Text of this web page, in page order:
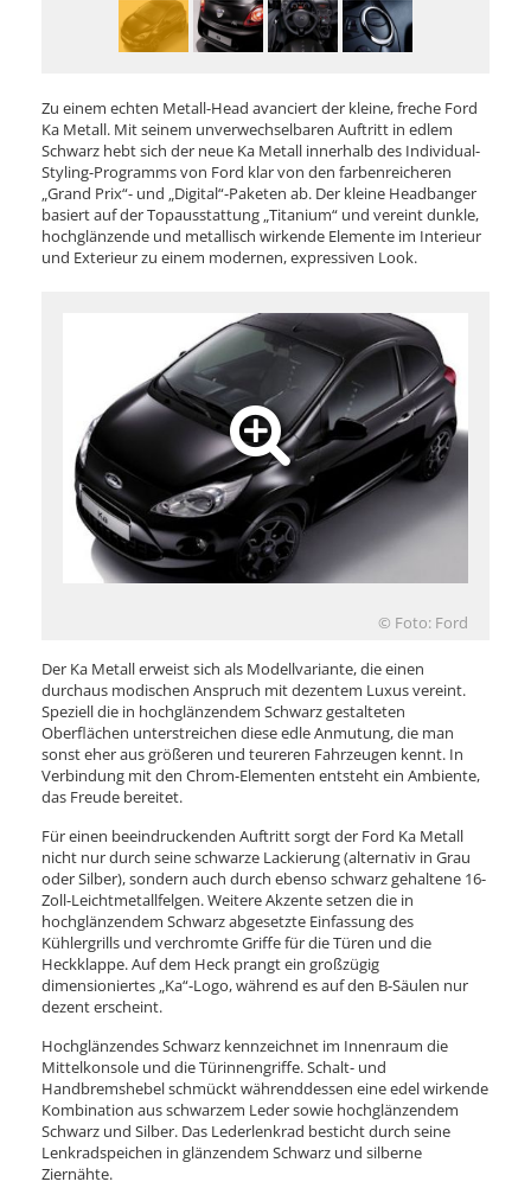
Zu einem echten Metall-Head avanciert der kleine, freche Ford
Ka Metall. Mit seinem unverwechselbaren Auftritt in edlem
Schwarz hebt sich der neue Ka Metall innerhalb des Individual-
Styling-Programms von Ford klar von den farbenreicheren
„Grand Prix“- und „Digital“-Paketen ab. Der kleine Headbanger
basiert auf der Topausstattung „Titanium“ und vereint dunkle,
hochglänzende und metallisch wirkende Elemente im Interieur
und Exterieur zu einem modernen, expressiven Look.
© Foto: Ford
Der Ka Metall erweist sich als Modellvariante, die einen
durchaus modischen Anspruch mit dezentem Luxus vereint.
Speziell die in hochglänzendem Schwarz gestalteten
Oberflächen unterstreichen diese edle Anmutung, die man
sonst eher aus größeren und teureren Fahrzeugen kennt. In
Verbindung mit den Chrom-Elementen entsteht ein Ambiente,
das Freude bereitet.
Für einen beeindruckenden Auftritt sorgt der Ford Ka Metall
nicht nur durch seine schwarze Lackierung (alternativ in Grau
oder Silber), sondern auch durch ebenso schwarz gehaltene 16-
Zoll-Leichtmetallfelgen. Weitere Akzente setzen die in
hochglänzendem Schwarz abgesetzte Einfassung des
Kühlergrills und verchromte Griffe für die Türen und die
Heckklappe. Auf dem Heck prangt ein großzügig
dimensioniertes „Ka“-Logo, während es auf den B-Säulen nur
dezent erscheint.
Hochglänzendes Schwarz kennzeichnet im Innenraum die
Mittelkonsole und die Türinnengriffe. Schalt- und
Handbremshebel schmückt währenddessen eine edel wirkende
Kombination aus schwarzem Leder sowie hochglänzendem
Schwarz und Silber. Das Lederlenkrad besticht durch seine
Lenkradspeichen in glänzendem Schwarz und silberne
Ziernähte.